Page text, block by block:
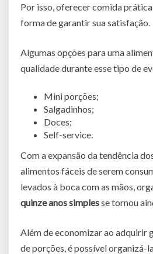
Por isso, oferecer comida prática
forma de garantir sua satisfação.
Algumas opções para uma
qualidade durante esse tipo de
Mini porções;
Salgadinhos;
Doces;
Self-service.
Com a expansão da tendência
alimentos fáceis de serem
levados à boca com as mãos,
quinze anos simplesse tornou
Além de economizar ao adquirir
de porções, é possível organizá-